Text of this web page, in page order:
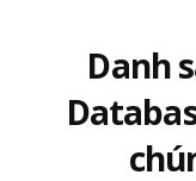
Danh